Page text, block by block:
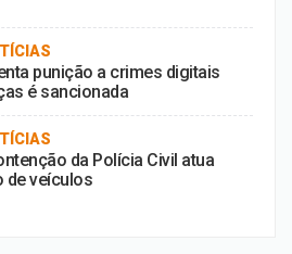
punição a crimes digitais
é sancionada
da Polícia Civil atua
de veículos